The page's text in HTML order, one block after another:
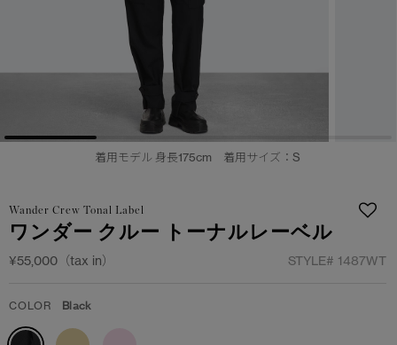
メイドインジャパンTシャツ
アウターウェア
アクセサリー
コレクション
メイドインジャパンTシャツ
アウターウェア
アクセサリー
コレクション
下取り申請
着用モデル 身長175cm 着用サイズ：S
Wander Crew Tonal Label
ワンダー クルー トーナルレーベル
¥55,000（tax in） STYLE# 1487WT
COLOR Black